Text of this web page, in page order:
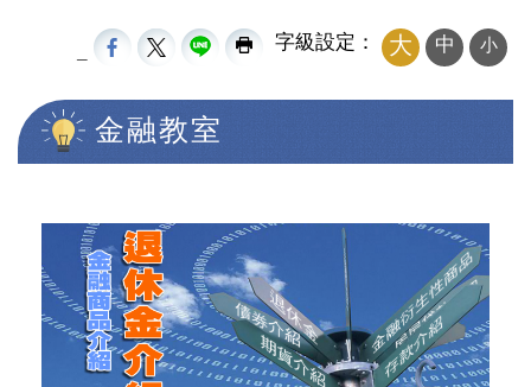
字級設定： 大 中 小
金融教室